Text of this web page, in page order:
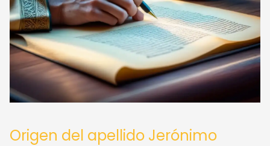
Origen del apellido Jerónimo